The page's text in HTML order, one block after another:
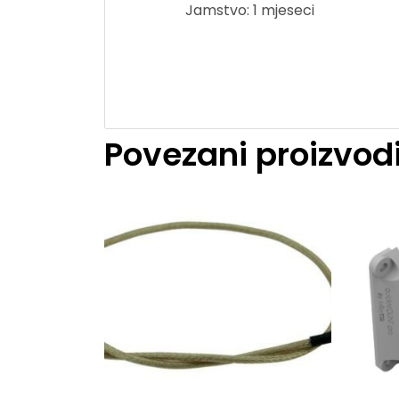
Jamstvo: 1 mjeseci
Povezani